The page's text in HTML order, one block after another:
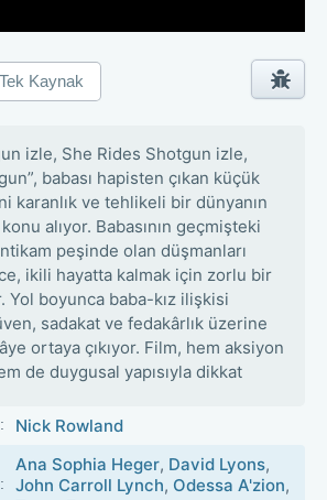
izle, She Rides Shotgun izle,
babası hapisten çıkan küçük
karanlık ve tehlikeli bir dünyanın
alıyor. Babasının geçmişteki
peşinde olan düşmanları
ikili hayatta kalmak için zorlu bir
Yol boyunca baba-kız ilişkisi
sadakat ve fedakârlık üzerine
ortaya çıkıyor. Film, hem aksiyon
de duygusal yapısıyla dikkat
Nick Rowland
Ana Sophia Heger, David Lyons,
John Carroll Lynch, Odessa A'zion,
Tek Kaynak